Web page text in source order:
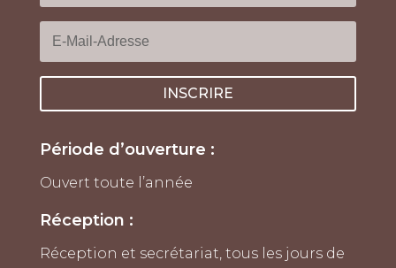
INSCRIRE
Période d’ouverture :
Ouvert toute l’année
Réception :
Réception et secrétariat, tous les jours de